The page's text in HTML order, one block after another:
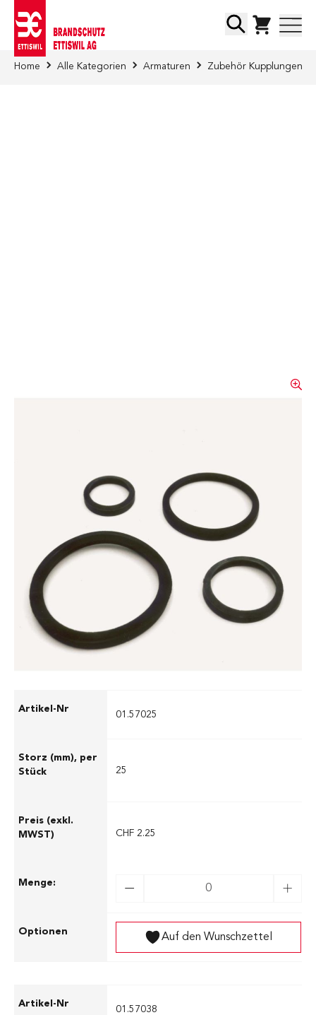
Suche
Home Alle Kategorien Armaturen Zubehör Kupplungen
Als elastisches Dichtelement sind die
Dichtringe der Storzkupplungen
zwangsläufig einem Verschleiss unterworfen.
01.57025
25
CHF 2.25
Auf den Wunschzettel
01.57038